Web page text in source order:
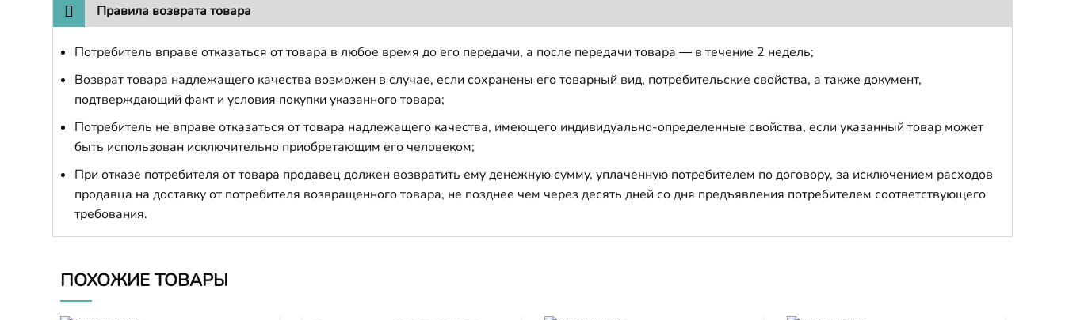
Правила возврата товара
Потребитель вправе отказаться от товара в любое время до его передачи, а после передачи товара — в течение 2 недель;
Возврат товара надлежащего качества возможен в случае, если сохранены его товарный вид, потребительские свойства, а также документ,
подтверждающий факт и условия покупки указанного товара;
Потребитель не вправе отказаться от товара надлежащего качества, имеющего индивидуально-определенные свойства, если указанный товар может
быть использован исключительно приобретающим его человеком;
При отказе потребителя от товара продавец должен возвратить ему денежную сумму, уплаченную потребителем по договору, за исключением расходов
продавца на доставку от потребителя возвращенного товара, не позднее чем через десять дней со дня предъявления потребителем соответствующего
требования.
ПОХОЖИЕ ТОВАРЫ